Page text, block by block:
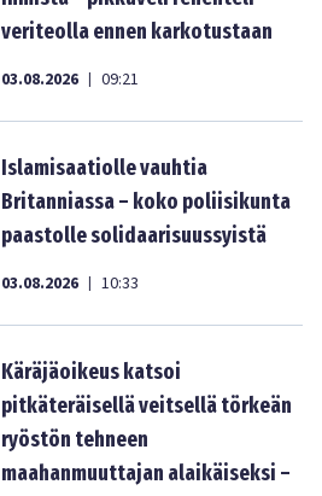
veriteolla ennen karkotustaan
03.08.2026 | 09:21
Islamisaatiolle vauhtia
Britanniassa – koko poliisikunta
paastolle solidaarisuussyistä
03.08.2026 | 10:33
Käräjäoikeus katsoi
pitkäteräisellä veitsellä törkeän
ryöstön tehneen
maahanmuuttajan alaikäiseksi –